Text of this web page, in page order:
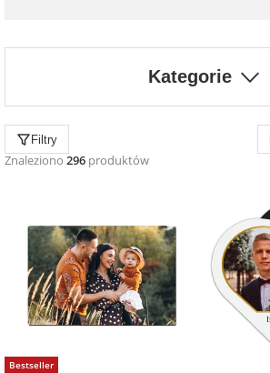
Naklejki i
naprasowanki
Bombki ze
zdjęciem
Fotoksiążki
Dodatki i
na rozpoczęcie
szkoły
szkoły
na pamiątkę z
wakacji
Chłopaka
dla brata
dla chłopaka
dla dziewczyny
Kategorie
Filtry
Znaleziono 296 produktów
Bestseller